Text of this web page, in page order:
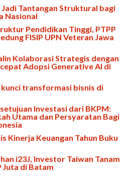
Jadi Tantangan Struktural bagi
Nasional
Pendidikan Tinggi, PTPP
FISIP UPN Veteran Jawa
Kolaborasi Strategis dengan
Adopsi Generative AI di
transformasi bisnis di
Investasi dari BKPM:
Utama dan Persyaratan Bagi
Kinerja Keuangan Tahun Buku
i23J, Investor Taiwan Tanam
Juta di Batam